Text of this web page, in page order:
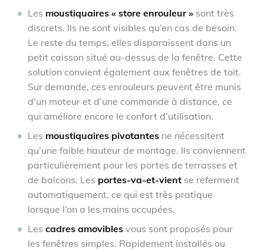
Les moustiquaires « store enrouleur » sont très
discrets. Ils ne sont visibles qu’en cas de besoin.
Le reste du temps, elles disparaissent dans un
petit caisson situé au-dessus de la fenêtre. Cette
solution convient également aux fenêtres de toit.
Sur demande, ces enrouleurs peuvent être munis
d’un moteur et d’une commande à distance, ce
qui améliore encore le confort d’utilisation.
Les moustiquaires pivotantes ne nécessitent
qu’une faible hauteur de montage. Ils conviennent
particulièrement pour les portes de terrasses et
de balcons. Les portes-va-et-vient se referment
automatiquement, ce qui est très pratique
lorsque l’on a les mains occupées.
Les cadres amovibles vous sont proposés pour
les fenêtres simples. Rapidement installés ou